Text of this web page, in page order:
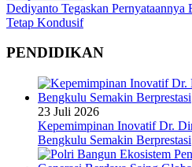
Dediyanto Tegaskan Pernyataannya
Tetap Kondusif
PENDIDIKAN
23 Juli 2026
Kepemimpinan Inovatif Dr.
Bengkulu Semakin Berprestasi